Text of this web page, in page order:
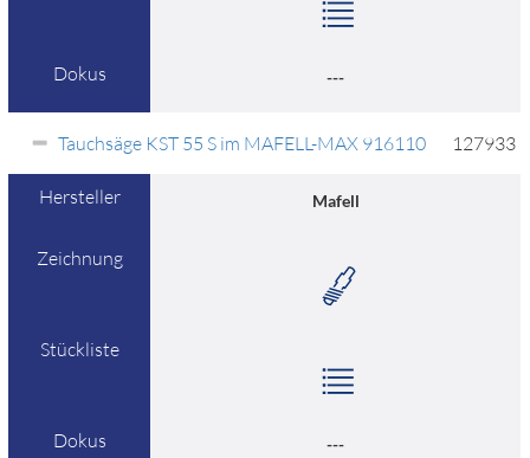
Dokus ---
Tauchsäge KST 55 S im MAFELL-MAX 916110 127933
Hersteller Mafell
Zeichnung
Stückliste
Dokus ---